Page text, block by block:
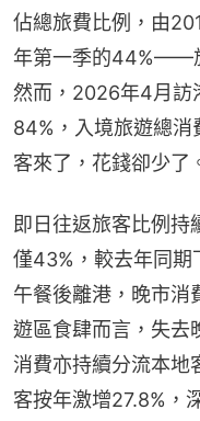
佔總旅費比例，由
年第一季的44%——
然而，2026年4月訪
84%，入境旅遊總消
客來了，花錢卻少了
即日往返旅客比例
僅43%，較去年同期
午餐後離港，晚市消
遊區食肆而言，失去
消費亦持續分流本
客按年激增27.8%，